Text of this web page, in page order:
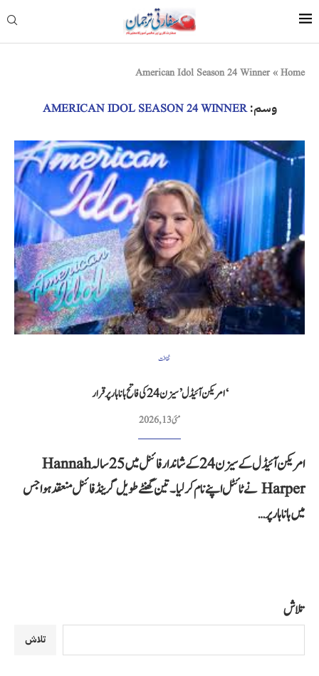
Home
»
American Idol Season 24 Winner
وسم:AMERICAN IDOL SEASON 24 WINNER
ثقافت
‘امریکن آئیڈل’ سیزن 24 کی فاتح ہانا ہارپر قرار
مئی 13, 2026
امریکن آئیڈل کے سیزن 24 کے شاندار فائنل میں 25 سالہ Hannah
Harper نے ٹائٹل اپنے نام کر لیا۔ تین گھنٹے طویل گرینڈ فائنل منعقد ہوا جس
میں ہانا ہارپر…
تلاش
تلاش